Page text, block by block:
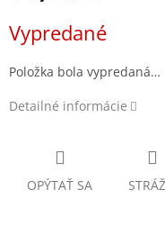
cena:
Vypredané
Položka bola vypredaná…
Detailné informácie
OPÝTAŤ SA